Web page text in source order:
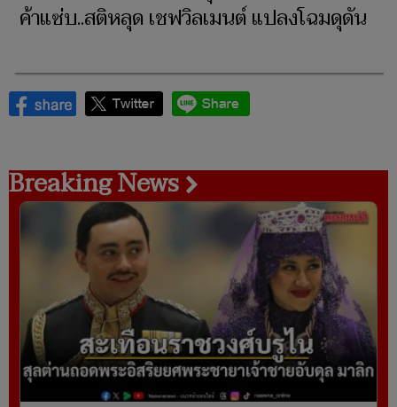
ค้าแซ่บ..สติหลุด เชฟวิลเมนต์ แปลงโฉมดุดัน
Breaking News